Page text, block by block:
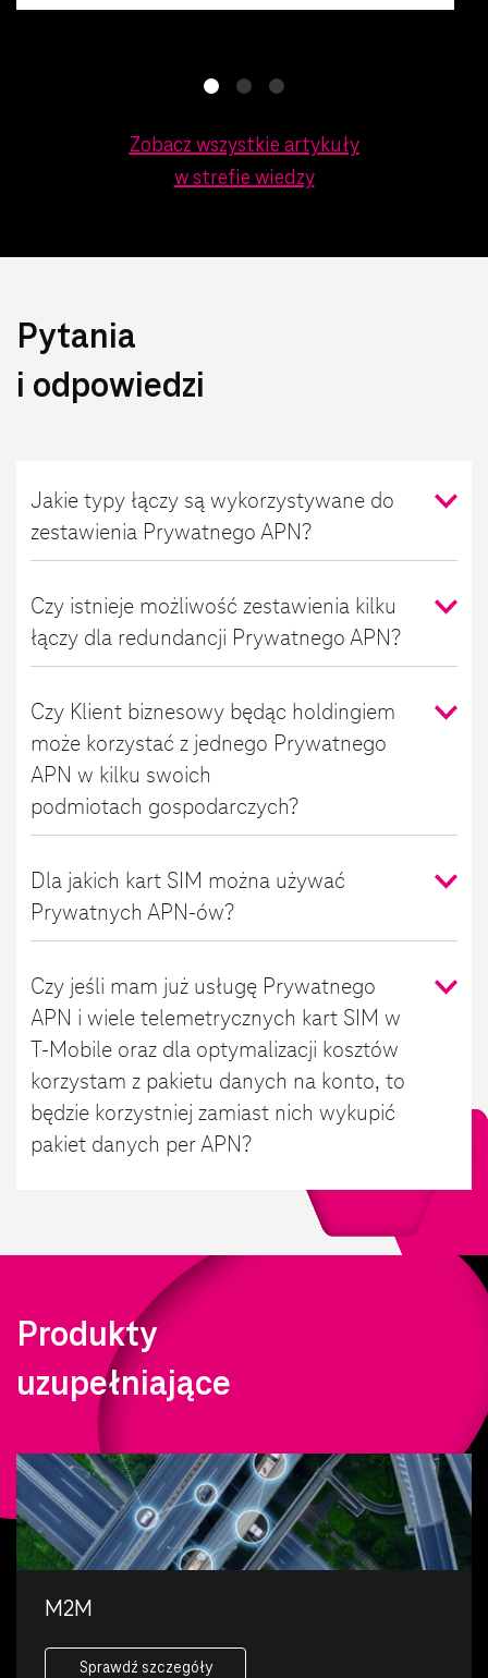
Zobacz wszystkie artykuły
w strefie wiedzy
Pytania
i odpowiedzi
Jakie typy łączy są wykorzystywane do
zestawienia Prywatnego APN?
Czy istnieje możliwość zestawienia kilku
łączy dla redundancji Prywatnego APN?
Czy Klient biznesowy będąc holdingiem
może korzystać z jednego Prywatnego
APN w kilku swoich
podmiotach gospodarczych?
Dla jakich kart SIM można używać
Prywatnych APN-ów?
Czy jeśli mam już usługę Prywatnego
APN i wiele telemetrycznych kart SIM w
T-Mobile oraz dla optymalizacji kosztów
korzystam z pakietu danych na konto, to
będzie korzystniej zamiast nich wykupić
pakiet danych per APN?
Produkty
uzupełniające
M2M
Sprawdź szczegóły